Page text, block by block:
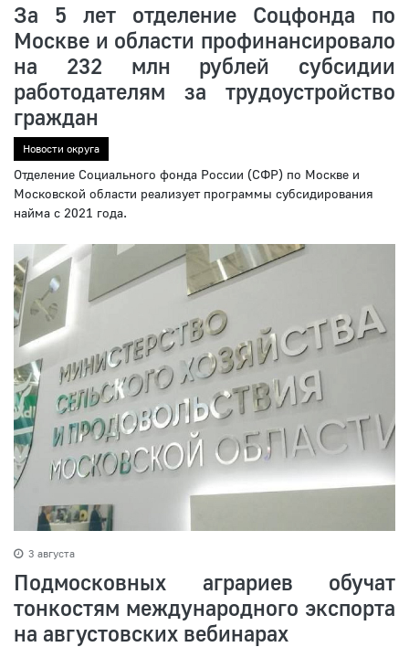
За 5 лет отделение Соцфонда по
Москве и области профинансировало
на 232 млн рублей субсидии
работодателям за трудоустройство
граждан
Новости округа
Отделение Социального фонда России (СФР) по Москве и
Московской области реализует программы субсидирования
найма с 2021 года.
3 августа
Подмосковных аграриев обучат
тонкостям международного экспорта
на августовских вебинарах